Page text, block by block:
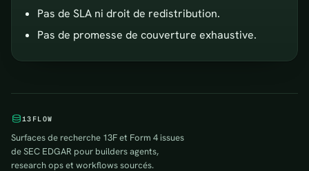
Pas de SLA ni droit de redistribution.
Pas de promesse de couverture exhaustive.
13FLOW
Surfaces de recherche 13F et Form 4 issues
de SEC EDGAR pour builders agents,
research ops et workflows sourcés.